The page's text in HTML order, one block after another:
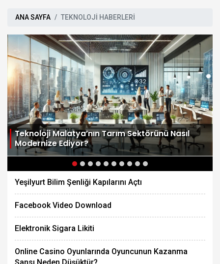
ANA SAYFA TEKNOLOJİ HABERLERİ
Teknoloji Malatya’nın Tarım Sektörünü Nasıl
Modernize Ediyor?
Yeşilyurt Bilim Şenliği Kapılarını Açtı
Facebook Video Download
Elektronik Sigara Likiti
Online Casino Oyunlarında Oyuncunun Kazanma